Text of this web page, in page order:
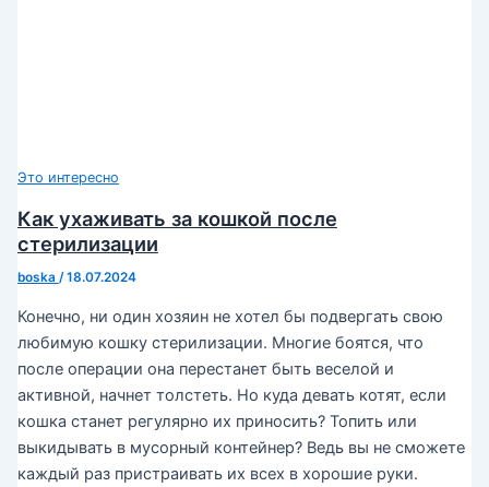
Это интересно
Как ухаживать за кошкой после
стерилизации
boska /18.07.2024
Конечно, ни один хозяин не хотел бы подвергать свою
любимую кошку стерилизации. Многие боятся, что
после операции она перестанет быть веселой и
активной, начнет толстеть. Но куда девать котят, если
кошка станет регулярно их приносить? Топить или
выкидывать в мусорный контейнер? Ведь вы не сможете
каждый раз пристраивать их всех в хорошие руки.